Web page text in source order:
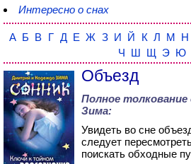
Интересно о снах
А Б В Г Д Е Ж З И Й К Л М Н
Ч Ш Щ Э Ю
Объезд
Полное толкование
Зима:
Увидеть во сне
следует
поискать обходные